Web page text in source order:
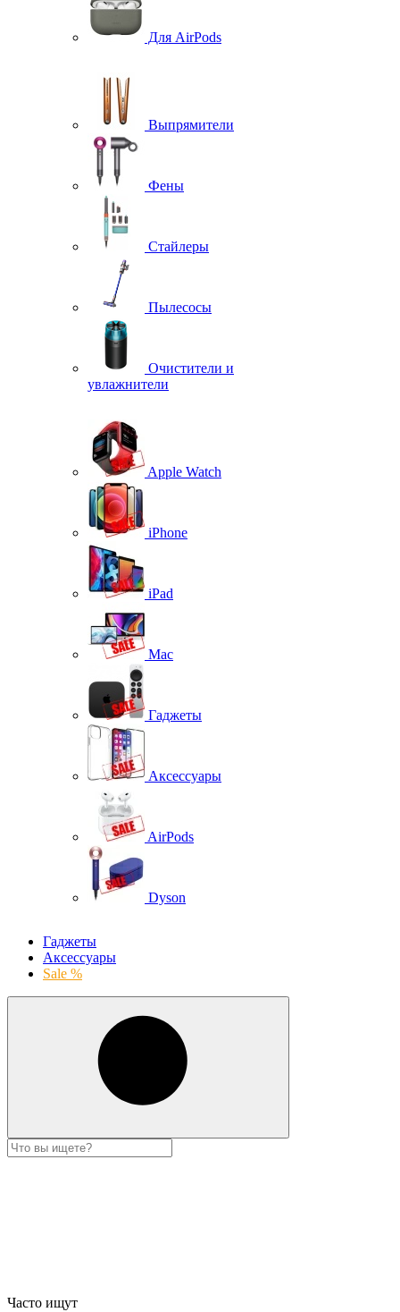
Для AirPods
Выпрямители
Фены
Стайлеры
Пылесосы
Очистители и
увлажнители
Apple Watch
iPhone
iPad
Mac
Гаджеты
Аксессуары
AirPods
Dyson
Гаджеты
Аксессуары
Sale %
Часто ищут